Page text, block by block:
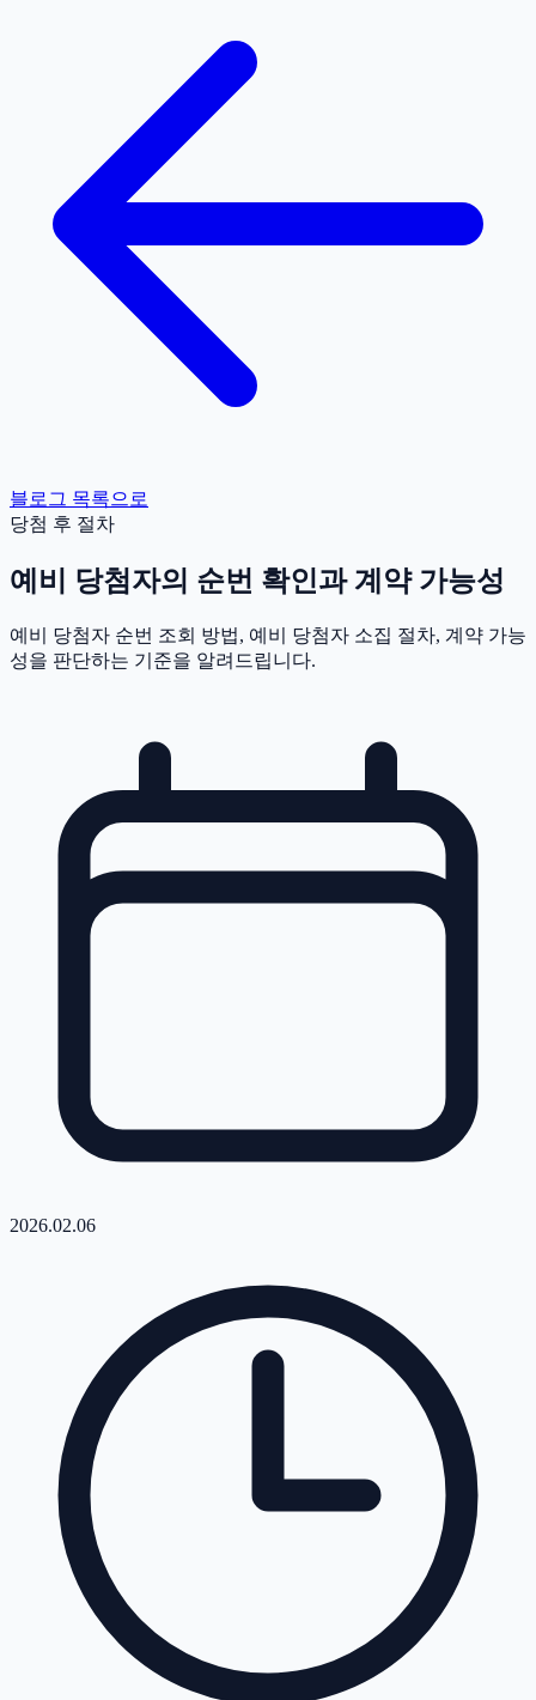
블로그 목록으로
당첨 후 절차
예비 당첨자의 순번 확인과 계약 가능성
예비 당첨자 순번 조회 방법, 예비 당첨자 소집 절차, 계약 가능
성을 판단하는 기준을 알려드립니다.
2026.02.06